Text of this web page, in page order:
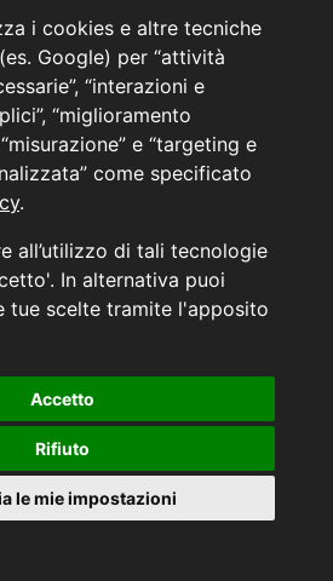
i cookies e altre tecniche
Google) per “attività
“interazioni e
“miglioramento
e “targeting e
come specificato
.
all’utilizzo di tali tecnologie
In alternativa puoi
tue scelte tramite l'apposito
Accetto
Rifiuto
le mie impostazioni
DI OFFICINA
TUA AUTO
via Zippitelli 32-34 - CAP 70132 | P.I. 05126720720
0,051 secondi | 216.73.216.217
DELL'ART. 79 DEL REG. IVASS n° 40/2018
di consenso alle tecnologie di tracciamento.